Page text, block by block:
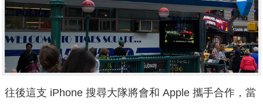
往後這支 iPhone 搜尋大隊將會和 Apple 攜手合作，當